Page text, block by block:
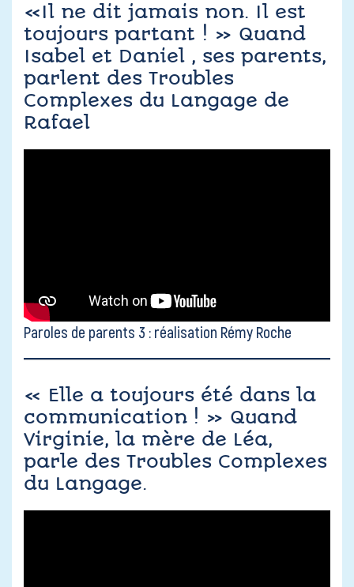
«Il ne dit jamais non. Il est
toujours partant ! » Quand
Isabel et Daniel , ses parents,
parlent des Troubles
Complexes du Langage de
Rafael
Paroles de parents 3 : réalisation Rémy Roche
« Elle a toujours été dans la
communication ! » Quand
Virginie, la mère de Léa,
parle des Troubles Complexes
du Langage.